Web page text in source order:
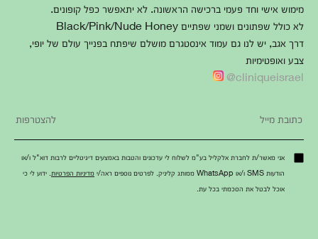
מימוש אישי וחד פעמי ברכישה הראשונה. לא יתאפשר כפל קופונים.
לא כולל שפתונים ושמני שפתיים Black/Pink/Nude Honey
דרך אגב, יש לנו גם עמוד אינסטגרם מושלם שיפתח בפנייך עולם של יופי,
צבע ואופטימיות
cliniqueisrael@
אני מאשר/ת לחברת אלקליל בע"מ לשלוח לי עדכונים והטבות באמצעים דיגיטליים לרבות דוא"ל ו/או
הודעות SMS ו/או WhatsApp ממותג קליניק. לפרטים נוספים ראה/י
מדיניות הפרטיות . ידוע לי כי
אוכל לבטל את הסכמתי בכל עת.